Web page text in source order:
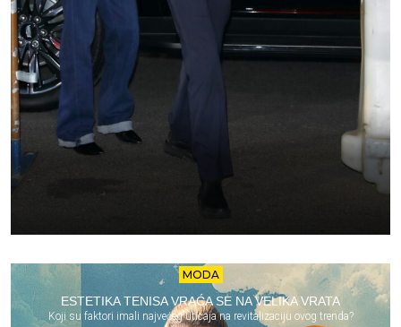
MODA
ESTETIKA TENISA VRAĆA SE NA VELIKA VRATA
Koji su faktori imali najvećeg uticaja na revitalizaciju ovog trenda?